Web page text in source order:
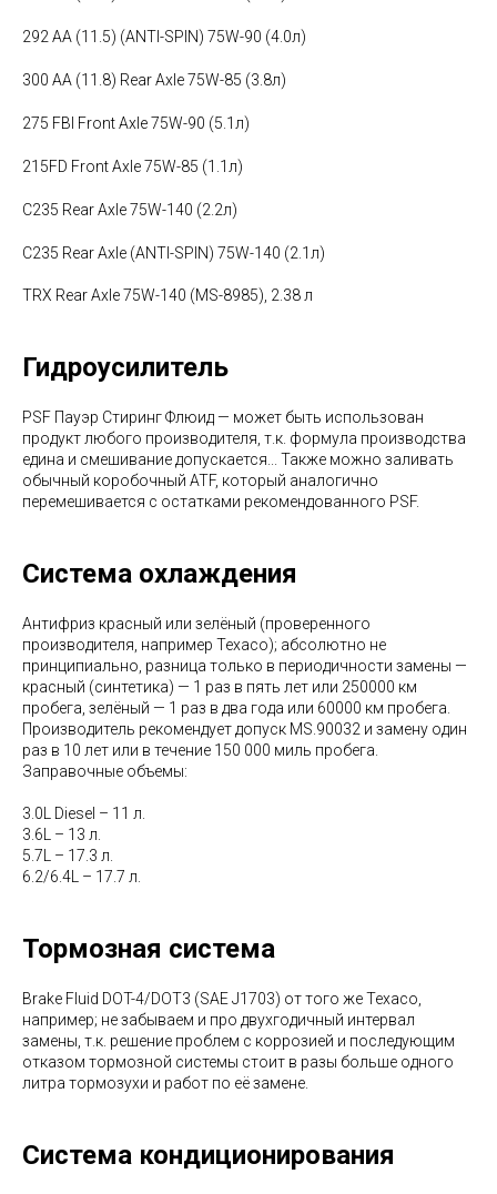
292 AA (11.5) (ANTI-SPIN) 75W-90 (4.0л)
300 AA (11.8) Rear Axle 75W-85 (3.8л)
275 FBI Front Axle 75W-90 (5.1л)
215FD Front Axle 75W-85 (1.1л)
C235 Rear Axle 75W-140 (2.2л)
C235 Rear Axle (ANTI-SPIN) 75W-140 (2.1л)
TRX Rear Axle 75W-140 (MS-8985), 2.38 л
Гидроусилитель
PSF Пауэр Стиринг Флюид — может быть использован
продукт любого производителя, т.к. формула производства
едина и смешивание допускается... Также можно заливать
обычный коробочный ATF, который аналогично
перемешивается с остатками рекомендованного PSF.
Система охлаждения
Антифриз красный или зелёный (проверенного
производителя, например Texaco); абсолютно не
принципиально, разница только в периодичности замены —
красный (синтетика) — 1 раз в пять лет или 250000 км
пробега, зелёный — 1 раз в два года или 60000 км пробега.
Производитель рекомендует допуск MS.90032 и замену один
раз в 10 лет или в течение 150 000 миль пробега.
Заправочные объемы:
3.0L Diesel – 11 л.
3.6L – 13 л.
5.7L – 17.3 л.
6.2/6.4L – 17.7 л.
Тормозная система
Brake Fluid DOT-4/DOT3 (SAE J1703) от того же Texaco,
например; не забываем и про двухгодичный интервал
замены, т.к. решение проблем с коррозией и последующим
отказом тормозной системы стоит в разы больше одного
литра тормозухи и работ по её замене.
Система кондиционирования